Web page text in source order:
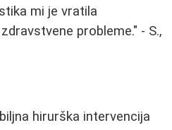
mi je vratila
probleme." - S.,
hirurška intervencija